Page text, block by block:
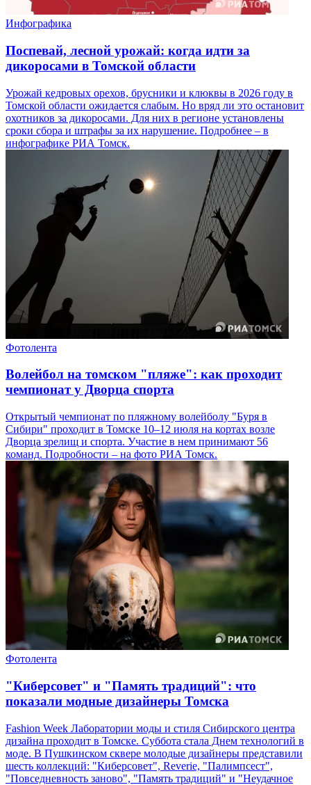
Инфографика
Поспевай, лесной урожай: когда идти за
дикоросами в Томской области
Урожай кедровых орехов, брусники и клюквы в 2026 году в
Томской области ожидается слабым. Но вряд ли это остановит
охотников за дикоросами. Для них в регионе установлены
сроки сбора и штрафы за их нарушение. Подробнее – в
инфографике РИА Томск.
Фотолента
Волейбол на томском "пляже": как проходит
чемпионат у Дворца спорта
Открытый чемпионат по пляжному волейболу "Буря в
Сибири" проходит в Томске 10–12 июля на кортах возле
Дворца зрелищ и спорта. Участие в нем принимают 56
команд. Подробности – на фото РИА Томск.
Фотолента
"Киберсовет" и "Память традиций": что
показали модные дизайнеры Томска
Fashion Week Лаборатории моды и стиля Сибирского центра
дизайна проходит в Томске. Суббота стала Днем технологий в
моде. В Пушкинском сквере молодые дизайнеры представили
шесть коллекций: "Киберсовет", Reverie, "Палимпсест",
"Повседневность заново", "Память традиций" и "Неудачное